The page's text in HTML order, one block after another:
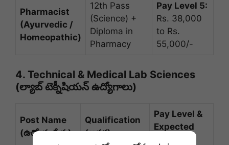
Pharmacist
(Ayurvedic /
Homeopathic)
12th Pass
(Science) +
Diploma in
Pharmacy
Pay Level 5:
Rs. 38,000
to Rs.
55,000/-
4. Technical & Medical Lab Sciences
(ల్యాబ్ టెక్నీషియన్ ఉద్యోగాలు)
Post Name
(ఉద్యోగం పేరు)
Qualification
(అర్హత)
Pay Level &
Expected